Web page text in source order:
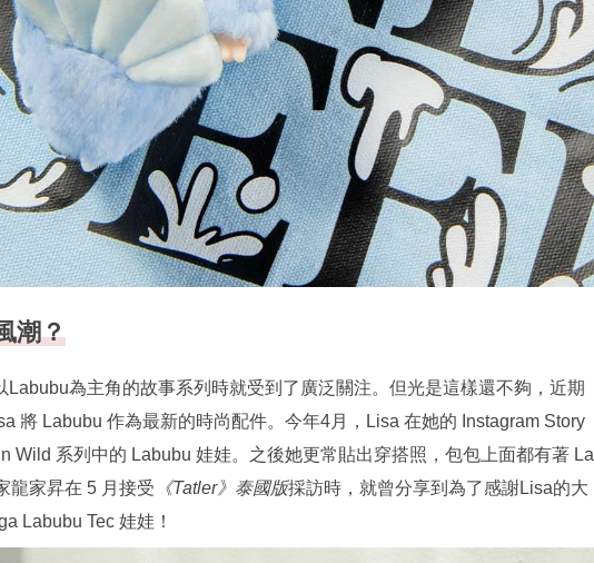
潮？
Labubu為主角的故事系列時就受到了廣泛關注。但光是這樣還不夠，近期
將 Labubu 作為最新的時尚配件。今年4月，Lisa 在她的 Instagram Story
Wild 系列中的 Labubu 娃娃。之後她更常貼出穿搭照，包包上面都有著 La
龍家昇在 5 月接受 《Tatler》泰國版採訪時，就曾分享到為了感謝Lisa的大
Labubu Tec 娃娃！